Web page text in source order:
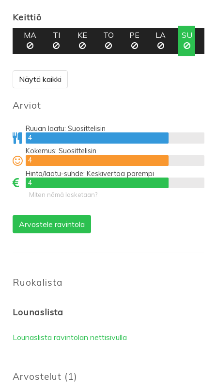
Keittiö
MA TI KE TO PE LA SU
Näytä kaikki
Arviot
Ruuan laatu:Suosittelisin
4
4
Kokemus:Suosittelisin
4
4
Hinta/laatu-suhde:Keskivertoa parempi
4
4
Miten nämä lasketaan?
Arvostele ravintola
Ruokalista
Lounaslista
Lounaslista ravintolan nettisivulla
Arvostelut (1)